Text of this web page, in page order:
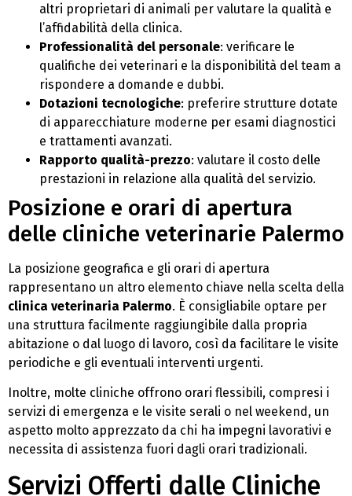
altri proprietari di animali per valutare la qualità e
l’affidabilità della clinica.
Professionalità del personale: verificare le
qualifiche dei veterinari e la disponibilità del team a
rispondere a domande e dubbi.
Dotazioni tecnologiche: preferire strutture dotate
di apparecchiature moderne per esami diagnostici
e trattamenti avanzati.
Rapporto qualità-prezzo: valutare il costo delle
prestazioni in relazione alla qualità del servizio.
Posizione e orari di apertura
delle cliniche veterinarie Palermo
La posizione geografica e gli orari di apertura
rappresentano un altro elemento chiave nella scelta della
clinica veterinaria Palermo. È consigliabile optare per
una struttura facilmente raggiungibile dalla propria
abitazione o dal luogo di lavoro, così da facilitare le visite
periodiche e gli eventuali interventi urgenti.
Inoltre, molte cliniche offrono orari flessibili, compresi i
servizi di emergenza e le visite serali o nel weekend, un
aspetto molto apprezzato da chi ha impegni lavorativi e
necessita di assistenza fuori dagli orari tradizionali.
Servizi Offerti dalle Cliniche